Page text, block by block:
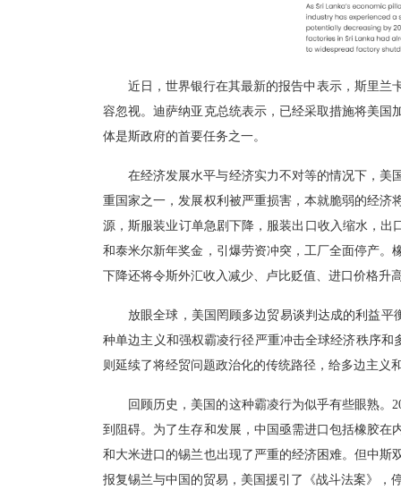
近日，世界银行在其最新的报告中表示，斯里兰
容忽视。迪萨纳亚克总统表示，已经采取措施将美
体是斯政府的首要任务之一。
在经济发展水平与经济实力不对等的情况下，美
重国家之一，发展权利被严重损害，本就脆弱的经
源，斯服装业订单急剧下降，服装出口收入缩水，
和泰米尔新年奖金，引爆劳资冲突，工厂全面停产
下降还将令斯外汇收入减少、卢比贬值、进口价格升
放眼全球，美国罔顾多边贸易谈判达成的利益平
种单边主义和强权霸凌行径严重冲击全球经济秩序和
则延续了将经贸问题政治化的传统路径，给多边主义
回顾历史，美国的这种霸凌行为似乎有些眼熟。
到阻碍。为了生存和发展，中国亟需进口包括橡胶
和大米进口的锡兰也出现了严重的经济困难。但中
报复锡兰与中国的贸易，美国援引了《战斗法案》，